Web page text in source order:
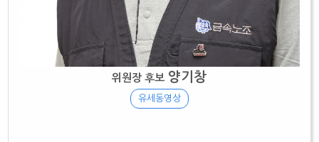
위원장 후보 양기창
유세동영상